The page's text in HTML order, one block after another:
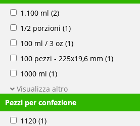
1.100 ml (2)
1/2 porzioni (1)
100 ml / 3 oz (1)
100 pezzi - 225x19,6 mm (1)
1000 ml (1)
Visualizza altro
Pezzi per confezione
1120 (1)